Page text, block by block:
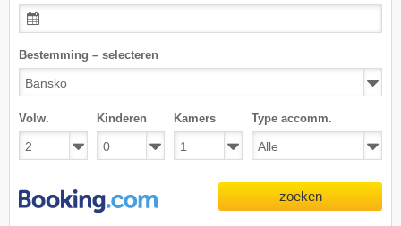
Bestemming – selecteren
Volw. Kinderen Kamers Type accomm.
zoeken